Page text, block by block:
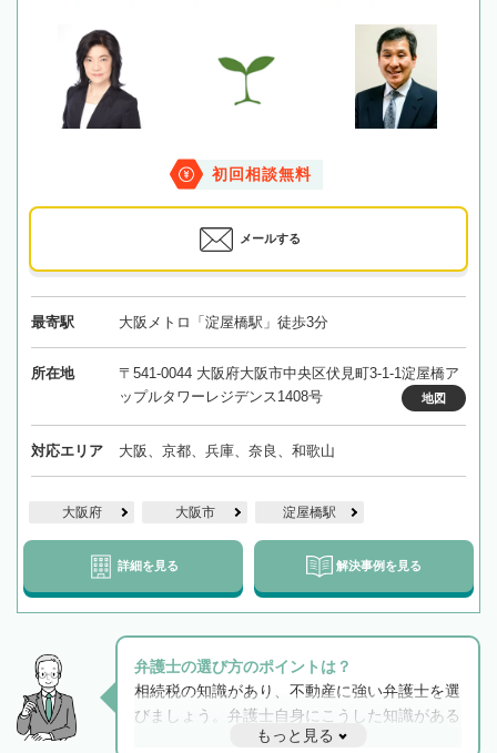
初回相談無料
メールする
最寄駅 大阪メトロ「淀屋橋駅」徒歩3分
所在地
〒541-0044 大阪府大阪市中央区伏見町3-1-1淀屋橋ア
ップルタワーレジデンス1408号
地図
対応エリア 大阪、京都、兵庫、奈良、和歌山
大阪府 大阪市 淀屋橋駅
詳細を見る 解決事例を見る
弁護士の選び方のポイントは？
相続税の知識があり、不動産に強い弁護士を選
びましょう。弁護士自身にこうした知識がある
と他士業との連携もスムーズに進み、トラブル
もっと見る